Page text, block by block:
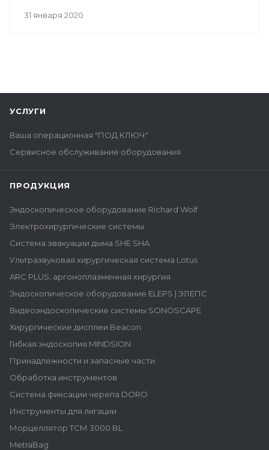
31 января 2020
УСЛУГИ
Ваша операционная "ПОД КЛЮЧ"
Сервисное обслуживание оборудования
ПРОДУКЦИЯ
Эндоскопическое оборудование Richard Wolf
Электрохирургические системы
Система эвакуации дыма SHE SHA
Ультразвуковая хирургическая система Lotus
ARC PLUS, аргоноплазменная хирургия
Эндоскопическое оборудование ELEPS | ЭЛЕПС
Видеоэндоскопические системы SONOSCAPE
Хирургические дисплеи Beacon
Гибкая эндоскопия MINDSION
Принадлежности и запасные части
Обработка инструментов
Система фиксации черепа DORO
Инструменты для лигации
Морцеллятор ТСМ 3000 BL
MetraBag